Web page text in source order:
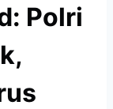
Polri